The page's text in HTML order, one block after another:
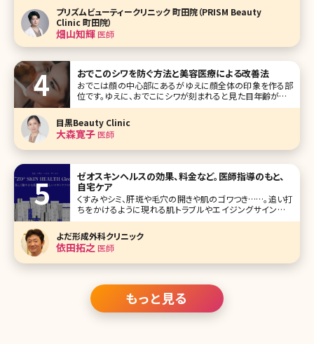
す。確かに、男性に人気のある女優やタレントさんでも優しそ
うなたれ
プリズムビューティークリニック 町田院（PRISM Beauty
Clinic 町田院）
畑山知輝医師
おでこのシワを防ぐ方法と美容医療による改善法
おでこは顔の中心部にあるがゆえに顔全体の印象を作る部
位です。ゆえに、おでこにシワが刻まれると見た目年齢が高く
なる印象を与えてしまいます。 おでこのシワは加齢によって
起こるスキントラブルの一種ですが、日常生活における生活
習慣にもシワが増える原因が隠れています。 本記事ではお
でこのシワができ
目黒Beauty Clinic
大森寛子医師
ゼオスキンヘルスの効果、料金など。医師指導のもと、
自宅ケア
くすみやシミ、肝斑や毛穴の開きや肌のゴワつき……。追い打
ちをかけるように現れる肌トラブルやエイジングサインにう
んざりしていませんか?肌全体を新しく生まれ変わらせたい、
家にいながらしてそんな希望を叶えてくれるのがオバジの
「ゼオスキンヘルス」で
よだ形成外科クリニック
依田拓之医師
もっと見る